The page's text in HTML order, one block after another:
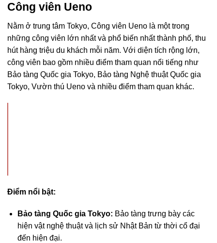
Công viên Ueno
Nằm ở trung tâm Tokyo, Công viên Ueno là một trong
những công viên lớn nhất và phổ biến nhất thành phố, thu
hút hàng triệu du khách mỗi năm. Với diện tích rộng lớn,
công viên bao gồm nhiều điểm tham quan nổi tiếng như
Bảo tàng Quốc gia Tokyo, Bảo tàng Nghệ thuật Quốc gia
Tokyo, Vườn thú Ueno và nhiều điểm tham quan khác.
Điểm nổi bật:
Bảo tàng Quốc gia Tokyo: Bảo tàng trưng bày các
hiện vật nghệ thuật và lịch sử Nhật Bản từ thời cổ đại
đến hiện đại.